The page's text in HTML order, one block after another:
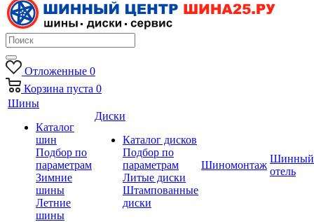
Отложенные 0
Корзина пуста 0
Шины
Каталог
шин
Подбор по
параметрам
Зимние
шины
Летние
шины
Диски
Каталог дисков
Подбор по
параметрам
Литые диски
Штампованные
диски
Шиномонтаж
Шинный
отель